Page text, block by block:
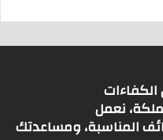
نعمل
المناسبة، ومساعدتك